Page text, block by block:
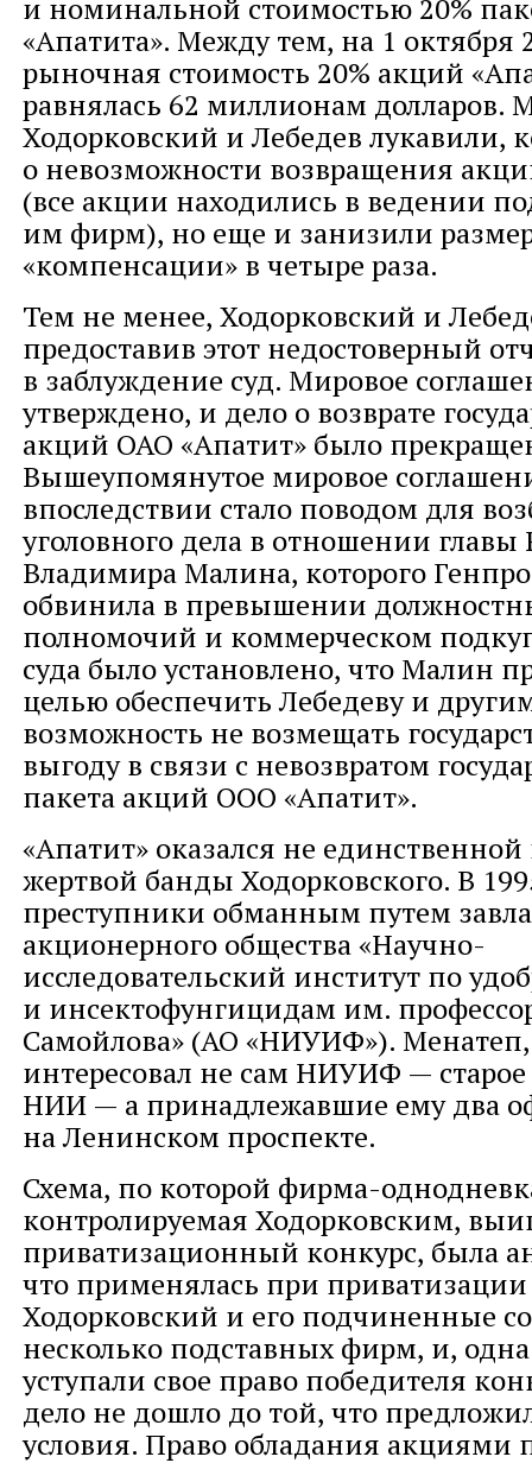
и номинальной стоимостью 20%
«Апатита». Между тем, на 1 октября
рыночная стоимость 20% акций
равнялась 62 миллионам долларов.
Ходорковский и Лебедев лукавили,
о невозможности возвращения
(все акции находились в ведении
им фирм), но еще и занизили
«компенсации» в четыре раза.
Тем не менее, Ходорковский и
предоставив этот недостоверный
в заблуждение суд. Мировое
утверждено, и дело о возврате
акций ОАО «Апатит» было
Вышеупомянутое мировое
впоследствии стало поводом для
уголовного дела в отношении
Владимира Малина, которого
обвинила в превышении
полномочий и коммерческом
суда было установлено, что Малин
целью обеспечить Лебедеву и
возможность не возмещать
выгоду в связи с невозвратом
пакета акций ООО «Апатит».
«Апатит» оказался не
жертвой банды Ходорковского. В
преступники обманным путем
акционерного общества «Научно-
исследовательский институт по
и инсектофунгицидам им.
Самойлова» (АО «НИУИФ»).
интересовал не сам НИУИФ — старое
НИИ — а принадлежавшие ему два
на Ленинском проспекте.
Схема, по которой фирма-
контролируемая Ходорковским,
приватизационный конкурс, была
что применялась при приватизации
Ходорковский и его подчиненные
несколько подставных фирм, и,
уступали свое право победителя
дело не дошло до той, что
условия. Право обладания акциями